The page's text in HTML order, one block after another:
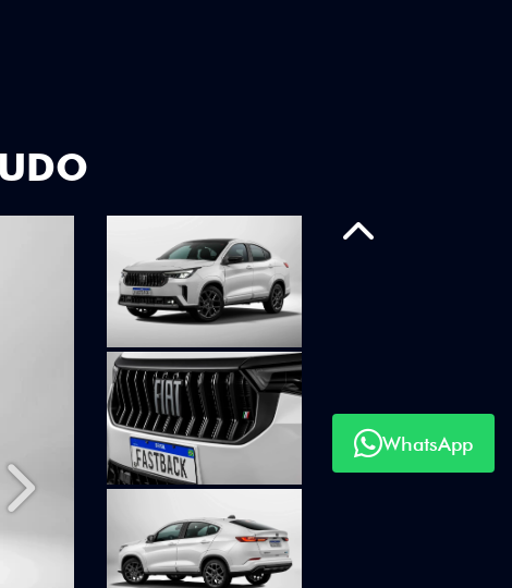
WhatsApp